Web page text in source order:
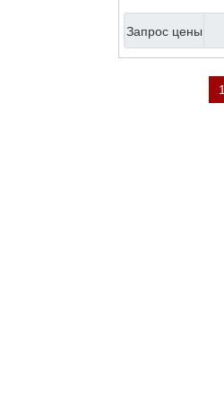
фанеры для
начинающих
Запрос цены
1